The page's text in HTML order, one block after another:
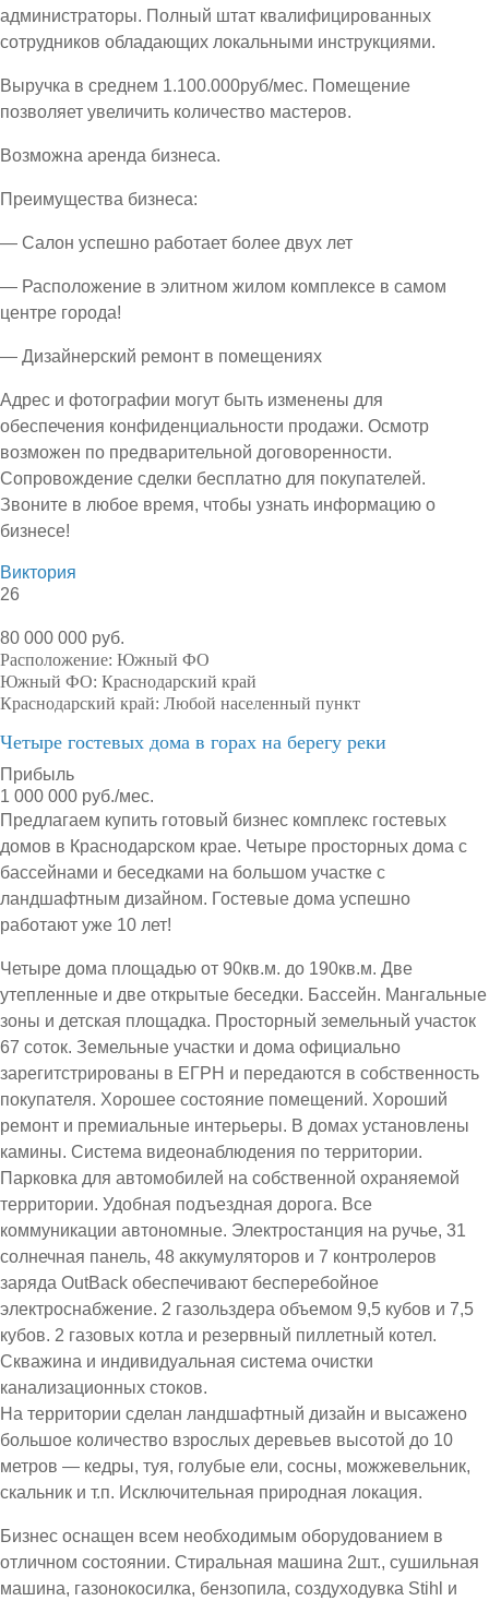
администраторы. Полный штат квалифицированных
сотрудников обладающих локальными инструкциями.
Выручка в среднем 1.100.000руб/мес. Помещение
позволяет увеличить количество мастеров.
Возможна аренда бизнеса.
Преимущества бизнеса:
— Салон успешно работает более двух лет
— Расположение в элитном жилом комплексе в самом
центре города!
— Дизайнерский ремонт в помещениях
Адрес и фотографии могут быть изменены для
обеспечения конфиденциальности продажи. Осмотр
возможен по предварительной договоренности.
Сопровождение сделки бесплатно для покупателей.
Звоните в любое время, чтобы узнать информацию о
бизнесе!
Виктория
26
80 000 000 руб.
Расположение: Южный ФО
Южный ФО: Краснодарский край
Краснодарский край: Любой населенный пункт
Четыре гостевых дома в горах на берегу реки
Прибыль
1 000 000 руб./мес.
Предлагаем купить готовый бизнес комплекс гостевых
домов в Краснодарском крае. Четыре просторных дома с
бассейнами и беседками на большом участке с
ландшафтным дизайном. Гостевые дома успешно
работают уже 10 лет!
Четыре дома площадью от 90кв.м. до 190кв.м. Две
утепленные и две открытые беседки. Бассейн. Мангальные
зоны и детская площадка. Просторный земельный участок
67 соток. Земельные участки и дома официально
зарегитстрированы в ЕГРН и передаются в собственность
покупателя. Хорошее состояние помещений. Хороший
ремонт и премиальные интерьеры. В домах установлены
камины. Система видеонаблюдения по территории.
Парковка для автомобилей на собственной охраняемой
территории. Удобная подъездная дорога. Все
коммуникации автономные. Электростанция на ручье, 31
солнечная панель, 48 аккумуляторов и 7 контролеров
заряда OutBack обеспечивают бесперебойное
электроснабжение. 2 газольздера объемом 9,5 кубов и 7,5
кубов. 2 газовых котла и резервный пиллетный котел.
Скважина и индивидуальная система очистки
канализационных стоков.
На территории сделан ландшафтный дизайн и высажено
большое количество взрослых деревьев высотой до 10
метров — кедры, туя, голубые ели, сосны, можжевельник,
скальник и т.п. Исключительная природная локация.
Бизнес оснащен всем необходимым оборудованием в
отличном состоянии. Стиральная машина 2шт., сушильная
машина, газонокосилка, бензопила, создуходувка Stihl и